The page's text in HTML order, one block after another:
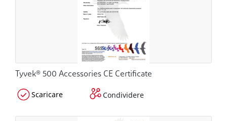
Tyvek® 500 Accessories CE Certificate
Scaricare Condividere